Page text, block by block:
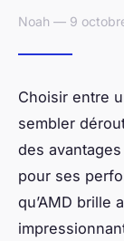
Noah — 9
Choisir entre
sembler
des
pour ses
qu’AMD brille